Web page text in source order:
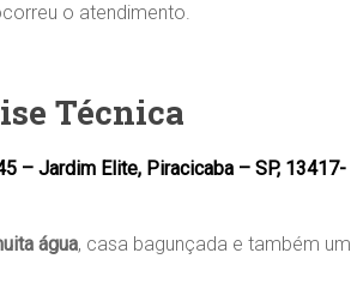
o atendimento.
Técnica
– Jardim Elite, Piracicaba – SP, 13417-
água, casa bagunçada e também um